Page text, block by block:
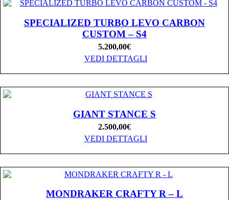
SPECIALIZED TURBO LEVO CARBON
CUSTOM – S4
5.200,00€
VEDI DETTAGLI
GIANT STANCE S
2.500,00€
VEDI DETTAGLI
MONDRAKER CRAFTY R – L